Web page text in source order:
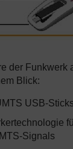
der Funkwerk
Blick:
USB-
Signals